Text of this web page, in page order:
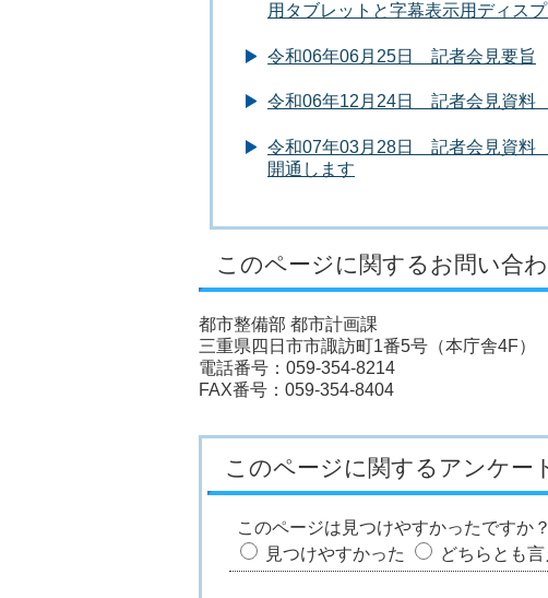
用タブレットと字幕表示用ディス
令和06年06月25日 記者会見要旨
令和06年12月24日 記者会見資料
令和07年03月28日 記者会見資料
開通します
このページに関するお問い合
都市整備部 都市計画課
三重県四日市市諏訪町1番5号（本庁舎4F）
電話番号：059-354-8214
FAX番号：059-354-8404
このページに関するアンケー
このページは見つけやすかったですか？
見つけやすかった
どちらとも